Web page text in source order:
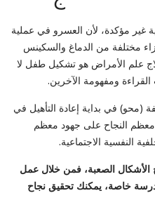
مؤكدة، لأن العسرو في عملية
مختلفة من الدماغ والسكينس
علم الأمراض هو تشكيل طفل لا
ومفهومة الآخرين.
(محو) في بداية إعادة التأهيل في
معظم النجاح على جهود معظم
النفسية الاجتماعية.
الصعبة، فمن خلال عمل
خاصة، يمكنك تحقيق نجاح